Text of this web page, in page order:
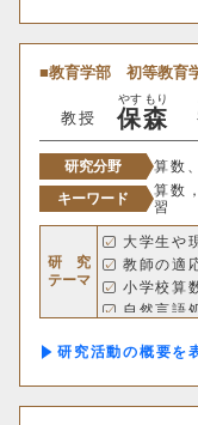
教育学部 初等教育
教授 保
やす
森
もり
研究分野
算数
キーワード
算数
習
研 究
テーマ
大学生や
教師の適
小学校算
自然言語
研究活動の概要
応用数学科
物理学科
動物学科
工学部
機械シス
電気電子
情報工学科
建築学科